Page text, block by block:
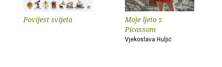
Povijest svijeta
Moje ljeto s
Picassom
Vjekoslava Huljić